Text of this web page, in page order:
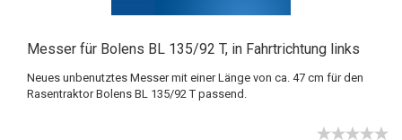
Messer für Bolens BL 135/92 T, in Fahrtrichtung links
Neues unbenutztes Messer mit einer Länge von ca. 47 cm für den
Rasentraktor Bolens BL 135/92 T passend.